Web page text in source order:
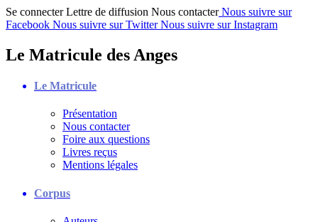
Se connecter Lettre de diffusion Nous contacter Nous suivre sur
Facebook Nous suivre sur Twitter Nous suivre sur Instagram
Le Matricule des Anges
Le Matricule
Présentation
Nous contacter
Foire aux questions
Livres reçus
Mentions légales
Corpus